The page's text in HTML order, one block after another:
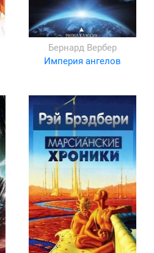
Бернард Вербер
Империя ангелов